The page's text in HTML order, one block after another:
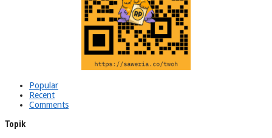
Popular
Recent
Comments
Topik